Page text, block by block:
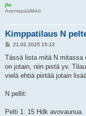
jhr
Asemapäällikkö
Kimppatilaus N
V
e
t
i
21.02.2025 15:12
Tässä lista mitä N mitassa
on jotain, niin pistä yv.
vielä ehtiä piirtää jotain
N pellit:
Pelti 1: 15 Hdk